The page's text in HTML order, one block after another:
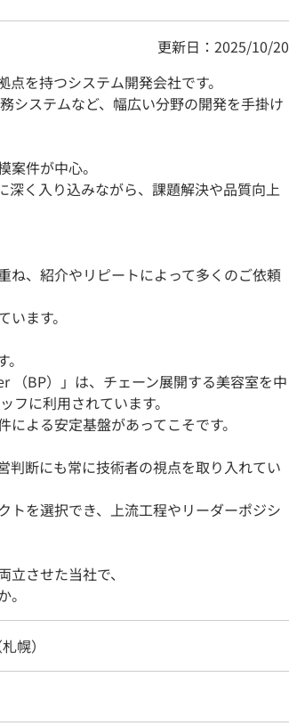
更新日：2025/10/20
を持つシステム開発会社です。
システムなど、幅広い分野の開発を手掛け
件が中心。
深く入り込みながら、課題解決や品質向上
ね、紹介やリピートによって多くのご依頼
ます。
BP）」は、チェーン展開する美容室を中
に利用されています。
よる安定基盤があってこそです。
判断にも常に技術者の視点を取り入れてい
トを選択でき、上流工程やリーダーポジシ
立させた当社で、
幌）